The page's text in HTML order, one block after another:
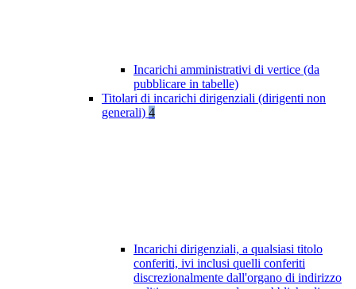
Incarichi amministrativi di vertice (da
pubblicare in tabelle)
Titolari di incarichi dirigenziali (dirigenti non
generali) 4
Incarichi dirigenziali, a qualsiasi titolo
conferiti, ivi inclusi quelli conferiti
discrezionalmente dall'organo di indirizzo